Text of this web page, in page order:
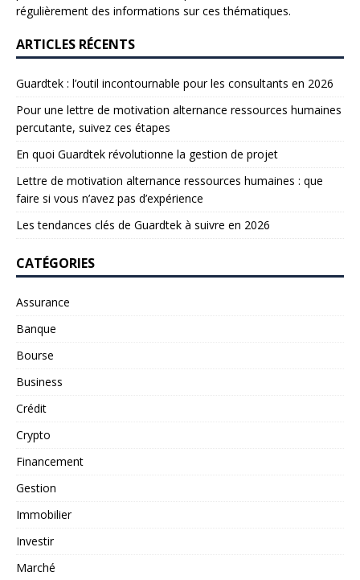
régulièrement des informations sur ces thématiques.
ARTICLES RÉCENTS
Guardtek : l’outil incontournable pour les consultants en 2026
Pour une lettre de motivation alternance ressources humaines
percutante, suivez ces étapes
En quoi Guardtek révolutionne la gestion de projet
Lettre de motivation alternance ressources humaines : que
faire si vous n’avez pas d’expérience
Les tendances clés de Guardtek à suivre en 2026
CATÉGORIES
Assurance
Banque
Bourse
Business
Crédit
Crypto
Financement
Gestion
Immobilier
Investir
Marché